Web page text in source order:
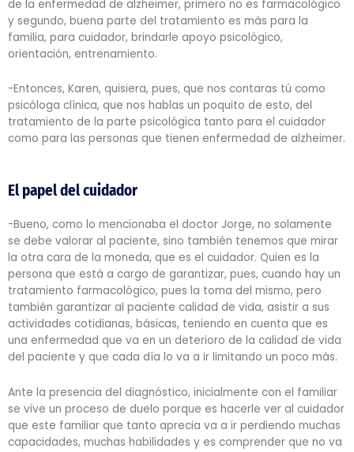
de la enfermedad de alzheimer, primero no es farmacológico
y segundo, buena parte del tratamiento es más para la
familia, para cuidador, brindarle apoyo psicológico,
orientación, entrenamiento.
-Entonces, Karen, quisiera, pues, que nos contaras tú como
psicóloga clínica, que nos hablas un poquito de esto, del
tratamiento de la parte psicológica tanto para el cuidador
como para las personas que tienen enfermedad de alzheimer.
El papel del cuidador
-Bueno, como lo mencionaba el doctor Jorge, no solamente
se debe valorar al paciente, sino también tenemos que mirar
la otra cara de la moneda, que es el cuidador. Quien es la
persona que está a cargo de garantizar, pues, cuando hay un
tratamiento farmacológico, pues la toma del mismo, pero
también garantizar al paciente calidad de vida, asistir a sus
actividades cotidianas, básicas, teniendo en cuenta que es
una enfermedad que va en un deterioro de la calidad de vida
del paciente y que cada día lo va a ir limitando un poco más.
Ante la presencia del diagnóstico, inicialmente con el familiar
se vive un proceso de duelo porque es hacerle ver al cuidador
que este familiar que tanto aprecia va a ir perdiendo muchas
capacidades, muchas habilidades y es comprender que no va